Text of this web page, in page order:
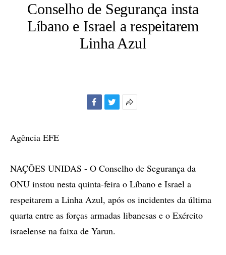
Conselho de Segurança insta
Líbano e Israel a respeitarem
Linha Azul
Agência EFE
NAÇÕES UNIDAS - O Conselho de Segurança da
ONU instou nesta quinta-feira o Líbano e Israel a
respeitarem a Linha Azul, após os incidentes da última
quarta entre as forças armadas libanesas e o Exército
israelense na faixa de Yarun.